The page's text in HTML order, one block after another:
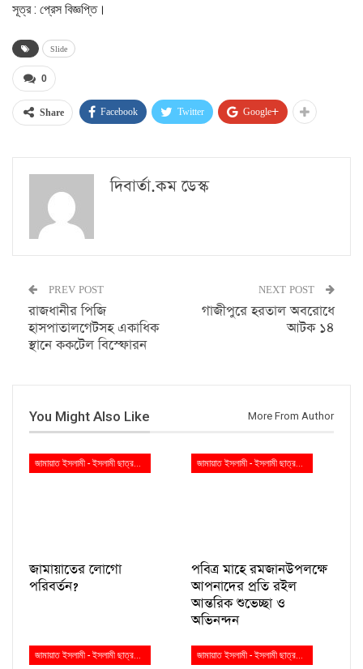
সূত্র : প্রেস বিজ্ঞপ্তি।
Slide
0
Share Facebook Twitter Google+
দিবার্তা.কম ডেস্ক
PREV POST
রাজধানীর পিজি
হাসপাতালগেটসহ একাধিক
স্থানে ককটেল বিস্ফোরন
NEXT POST
গাজীপুরে হরতাল অবরোধে
আটক ১৪
You Might Also Like More From Author
জামায়াতের লোগো
পরিবর্তন?
পবিত্র মাহে রমজানউপলক্ষে
আপনাদের প্রতি রইল
আন্তরিক শুভেচ্ছা ও
অভিনন্দন